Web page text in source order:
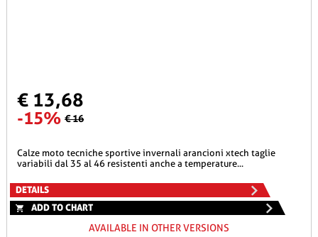
€ 13,68
-15% € 16
calze moto tecniche sportive invernali arancioni xtech taglie
variabili dal 35 al 46 resistenti anche a temperature...
DETAILS
ADD TO CHART
AVAILABLE IN OTHER VERSIONS